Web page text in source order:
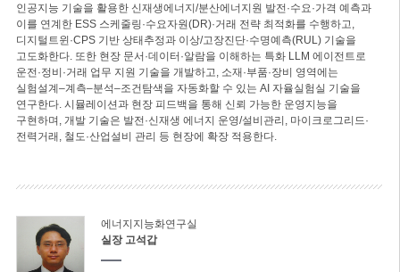
인공지능 기술을 활용한 신재생에너지/분산에너지원 발전·수요·가격 예측과
이를 연계한 ESS 스케줄링·수요자원(DR)·거래 전략 최적화를 수행하고,
디지털트윈·CPS 기반 상태추정과 이상/고장진단·수명예측(RUL) 기술을
고도화한다. 또한 현장 문서·데이터·알람을 이해하는 특화 LLM 에이전트로
운전·정비·거래 업무 지원 기술을 개발하고, 소재·부품·장비 영역에는
실험설계–계측–분석–조건탐색을 자동화할 수 있는 AI 자율실험실 기술을
연구한다. 시뮬레이션과 현장 피드백을 통해 신뢰 가능한 운영지능을
구현하며, 개발 기술은 발전·신재생 에너지 운영/설비관리, 마이크로그리드·
전력거래, 철도·산업설비 관리 등 현장에 확장 적용한다.
에너지지능화연구실
실장 고석갑